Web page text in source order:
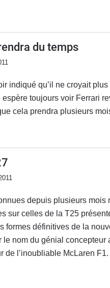
du temps
indiqué qu’il ne croyait
toujours voir Ferrari
cela prendra plusieurs
depuis plusieurs mois
sur celles de la T25
formes définitives de la
le nom du génial concepteur
de l’inoubliable McLaren F1.